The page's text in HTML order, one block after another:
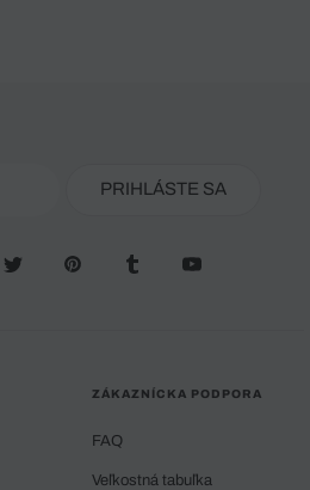
PRIHLÁSTE SA
ZÁKAZNÍCKA PODPORA
FAQ
Veľkostná tabuľka